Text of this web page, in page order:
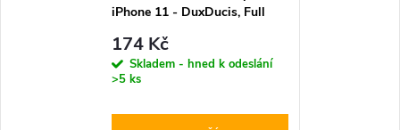
iPhone 11 - DuxDucis, Full
174 Kč
Skladem - hned k odeslání
>5 ks